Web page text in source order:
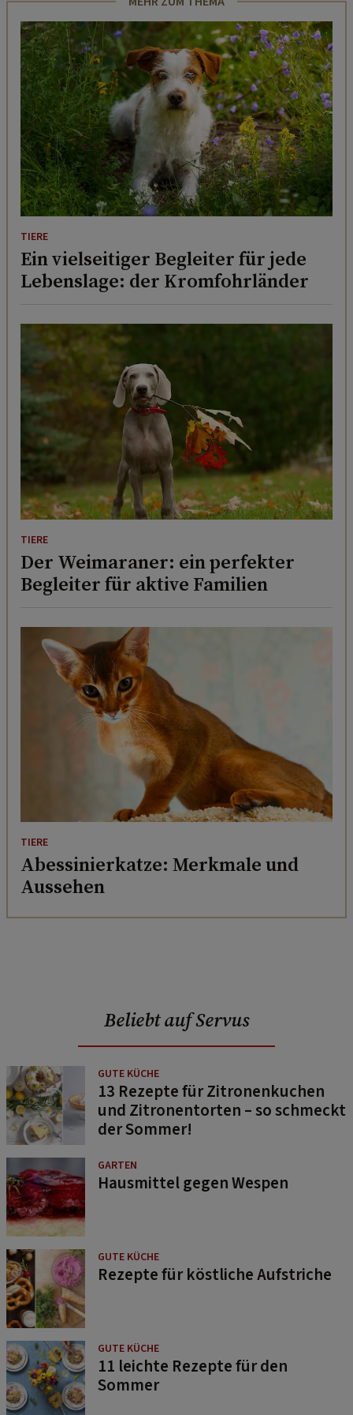
TIERE
Ein vielseitiger Begleiter für jede
Lebenslage: der Kromfohrländer
TIERE
Der Weimaraner: ein perfekter
Begleiter für aktive Familien
TIERE
Abessinierkatze: Merkmale und
Aussehen
Beliebt auf Servus
GUTE KÜCHE
13 Rezepte für Zitronenkuchen
und Zitronentorten – so schmeckt
der Sommer!
GARTEN
Hausmittel gegen Wespen
GUTE KÜCHE
Rezepte für köstliche Aufstriche
GUTE KÜCHE
11 leichte Rezepte für den
Sommer